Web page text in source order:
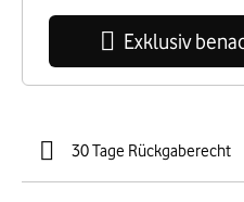
Exklusiv
30 Tage Rückgaberecht